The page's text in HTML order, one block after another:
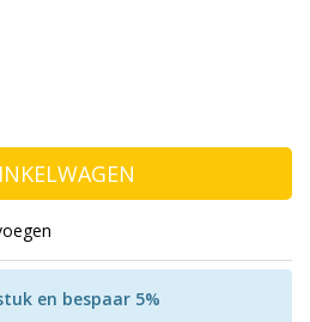
en bespaar 5%